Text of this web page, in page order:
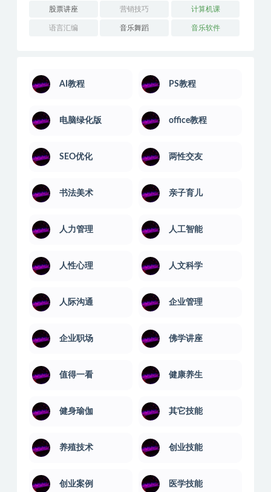
股票讲座 营销技巧 计算机课
语言汇编 音乐舞蹈 音乐软件
AI教程 PS教程
电脑绿化版 office教程
SEO优化 两性交友
书法美术 亲子育儿
人力管理 人工智能
人性心理 人文科学
人际沟通 企业管理
企业职场 佛学讲座
值得一看 健康养生
健身瑜伽 其它技能
养殖技术 创业技能
创业案例 医学技能